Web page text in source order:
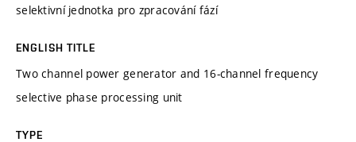
selektivní jednotka pro zpracování fází
ENGLISH TITLE
Two channel power generator and 16-channel frequency
selective phase processing unit
TYPE